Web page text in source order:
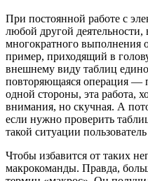
При постоянной работе с
любой другой деятельности,
многократного выполнения
пример, приходящий в
внешнему виду таблиц
повторяющаяся операция —
одной стороны, эта работа,
внимания, но скучная. А
если нужно проверить
такой ситуации
Чтобы избавится от таких
макрокоманды. Правда,